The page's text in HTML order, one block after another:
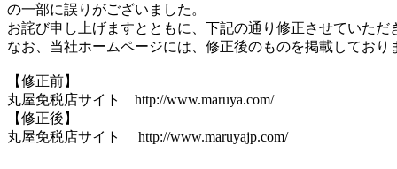
の一部に誤りがございました。
お詫び申し上げますとともに、下記の通り修正させていただ
なお、当社ホームページには、修正後のものを掲載しており
【修正前】
丸屋免税店サイト http://www.maruya.com/
【修正後】
丸屋免税店サイト http://www.maruyajp.com/